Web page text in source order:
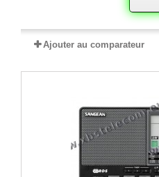
Ajouter au comparateur